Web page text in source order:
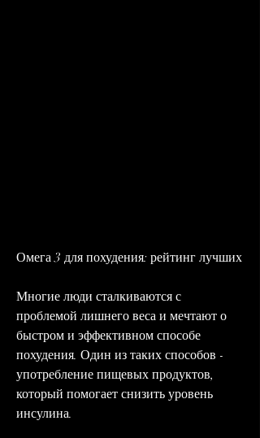
Омега 3 для похудения: рейтинг лучших
Многие люди сталкиваются с
проблемой лишнего веса и мечтают о
быстром и эффективном способе
похудения. Один из таких способов -
употребление пищевых продуктов,
который помогает снизить уровень
инсулина.